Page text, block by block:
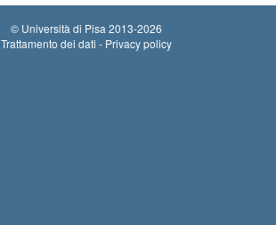
© Università di Pisa 2013-2026
Trattamento dei dati - Privacy policy